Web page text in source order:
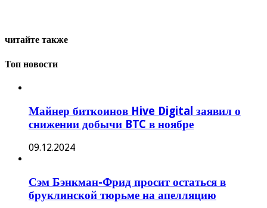
читайте также
Топ новости
Майнер биткоинов Hive Digital заявил о
снижении добычи BTC в ноябре
09.12.2024
Сэм Бэнкман-Фрид просит остаться в
бруклинской тюрьме на апелляцию